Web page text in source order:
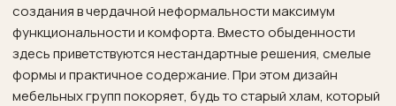
создания в чердачной неформальности максимум
функциональности и комфорта. Вместо обыденности
здесь приветствуются нестандартные решения, смелые
формы и практичное содержание. При этом дизайн
мебельных групп покоряет, будь то старый хлам, который